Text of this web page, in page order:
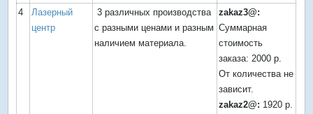
4
Лазерный
центр
3 различных производства
с разными ценами и разным
наличием материала.
zakaz3@:
Суммарная
стоимость
заказа: 2000 р.
От количества не
зависит.
zakaz2@: 1920 р.